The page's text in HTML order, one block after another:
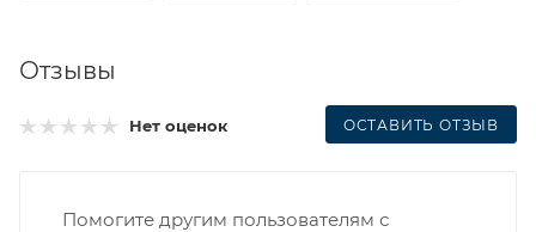
Отзывы
Нет оценок ОСТАВИТЬ ОТЗЫВ
Помогите другим пользователям с